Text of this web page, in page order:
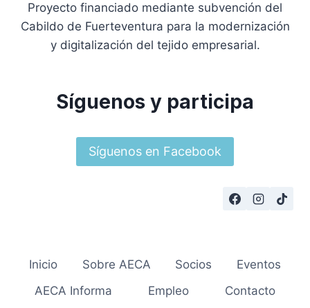
Proyecto financiado mediante subvención del
Cabildo de Fuerteventura para la modernización
y digitalización del tejido empresarial.
Síguenos y participa
Síguenos en Facebook
Inicio Sobre AECA Socios
Eventos
AECA Informa
Empleo Contacto